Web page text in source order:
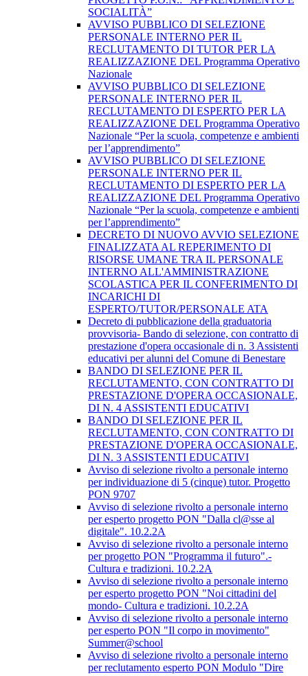
SOCIALITÀ”
AVVISO PUBBLICO DI SELEZIONE
PERSONALE INTERNO PER IL
RECLUTAMENTO DI TUTOR PER LA
REALIZZAZIONE DEL Programma Operativo
Nazionale
AVVISO PUBBLICO DI SELEZIONE
PERSONALE INTERNO PER IL
RECLUTAMENTO DI ESPERTO PER LA
REALIZZAZIONE DEL Programma Operativo
Nazionale “Per la scuola, competenze e ambienti
per l’apprendimento”
AVVISO PUBBLICO DI SELEZIONE
PERSONALE INTERNO PER IL
RECLUTAMENTO DI ESPERTO PER LA
REALIZZAZIONE DEL Programma Operativo
Nazionale “Per la scuola, competenze e ambienti
per l’apprendimento”
DECRETO DI NUOVO AVVIO SELEZIONE
FINALIZZATA AL REPERIMENTO DI
RISORSE UMANE TRA IL PERSONALE
INTERNO ALL'AMMINISTRAZIONE
SCOLASTICA PER IL CONFERIMENTO DI
INCARICHI DI
ESPERTO/TUTOR/PERSONALE ATA
Decreto di pubblicazione della graduatoria
provvisoria- Bando di selezione, con contratto di
prestazione d'opera occasionale di n. 3 Assistenti
educativi per alunni del Comune di Benestare
BANDO DI SELEZIONE PER IL
RECLUTAMENTO, CON CONTRATTO DI
PRESTAZIONE D'OPERA OCCASIONALE,
DI N. 4 ASSISTENTI EDUCATIVI
BANDO DI SELEZIONE PER IL
RECLUTAMENTO, CON CONTRATTO DI
PRESTAZIONE D'OPERA OCCASIONALE,
DI N. 3 ASSISTENTI EDUCATIVI
Avviso di selezione rivolto a personale interno
per individuazione di 5 (cinque) tutor. Progetto
PON 9707
Avviso di selezione rivolto a personale interno
per esperto progetto PON "Dalla cl@sse al
digitale". 10.2.2A
Avviso di selezione rivolto a personale interno
per progetto PON "Programma il futuro".-
Cultura e tradizioni. 10.2.2A
Avviso di selezione rivolto a personale interno
per esperto progetto PON "Noi cittadini del
mondo- Cultura e tradizioni. 10.2.2A
Avviso di selezione rivolto a personale interno
per esperto PON "Il corpo in movimento"
Summer@school
Avviso di selezione rivolto a personale interno
per reclutamento esperto PON Modulo "Dire